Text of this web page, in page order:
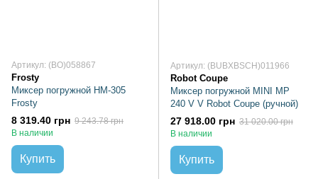
Артикул: (BO)058867
Frosty
Миксер погружной HM-305
Frosty
8 319.40 грн 9 243.78 грн
В наличии
Купить
Артикул: (BUBXBSCH)011966
Robot Coupe
Миксер погружной MINI MP
240 V V Robot Coupe (ручной)
27 918.00 грн 31 020.00 грн
В наличии
Купить